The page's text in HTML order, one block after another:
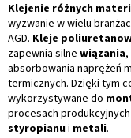
Klejenie różnych
wyzwanie w wielu
AGD. Kleje
zapewnia silne wiązania,
absorbowania naprężeń
termicznych. Dzięki tym
wykorzystywane do
procesach
styropianui metali.